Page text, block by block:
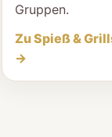
Gruppen.
Zu Spieß &
→